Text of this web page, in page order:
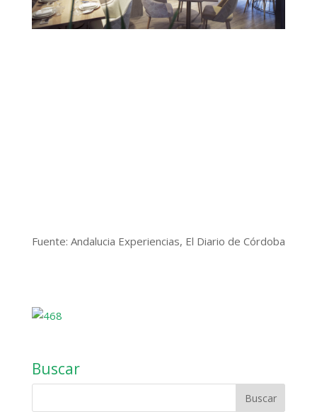
Fuente: Andalucia Experiencias, El Diario de Córdoba
Buscar